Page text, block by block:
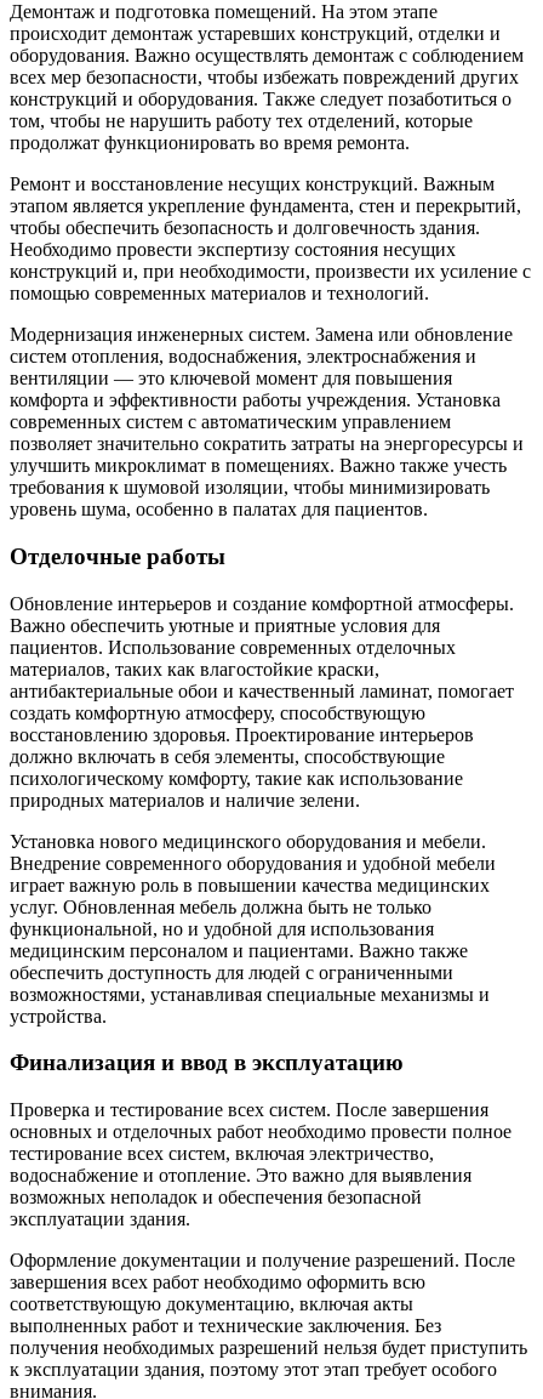
Демонтаж и подготовка помещений. На этом этапе
происходит демонтаж устаревших конструкций, отделки и
оборудования. Важно осуществлять демонтаж с соблюдением
всех мер безопасности, чтобы избежать повреждений других
конструкций и оборудования. Также следует позаботиться о
том, чтобы не нарушить работу тех отделений, которые
продолжат функционировать во время ремонта.
Ремонт и восстановление несущих конструкций. Важным
этапом является укрепление фундамента, стен и перекрытий,
чтобы обеспечить безопасность и долговечность здания.
Необходимо провести экспертизу состояния несущих
конструкций и, при необходимости, произвести их усиление с
помощью современных материалов и технологий.
Модернизация инженерных систем. Замена или обновление
систем отопления, водоснабжения, электроснабжения и
вентиляции — это ключевой момент для повышения
комфорта и эффективности работы учреждения. Установка
современных систем с автоматическим управлением
позволяет значительно сократить затраты на энергоресурсы и
улучшить микроклимат в помещениях. Важно также учесть
требования к шумовой изоляции, чтобы минимизировать
уровень шума, особенно в палатах для пациентов.
Отделочные работы
Обновление интерьеров и создание комфортной атмосферы.
Важно обеспечить уютные и приятные условия для
пациентов. Использование современных отделочных
материалов, таких как влагостойкие краски,
антибактериальные обои и качественный ламинат, помогает
создать комфортную атмосферу, способствующую
восстановлению здоровья. Проектирование интерьеров
должно включать в себя элементы, способствующие
психологическому комфорту, такие как использование
природных материалов и наличие зелени.
Установка нового медицинского оборудования и мебели.
Внедрение современного оборудования и удобной мебели
играет важную роль в повышении качества медицинских
услуг. Обновленная мебель должна быть не только
функциональной, но и удобной для использования
медицинским персоналом и пациентами. Важно также
обеспечить доступность для людей с ограниченными
возможностями, устанавливая специальные механизмы и
устройства.
Финализация и ввод в эксплуатацию
Проверка и тестирование всех систем. После завершения
основных и отделочных работ необходимо провести полное
тестирование всех систем, включая электричество,
водоснабжение и отопление. Это важно для выявления
возможных неполадок и обеспечения безопасной
эксплуатации здания.
Оформление документации и получение разрешений. После
завершения всех работ необходимо оформить всю
соответствующую документацию, включая акты
выполненных работ и технические заключения. Без
получения необходимых разрешений нельзя будет приступить
к эксплуатации здания, поэтому этот этап требует особого
внимания.